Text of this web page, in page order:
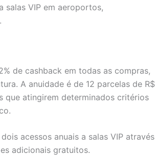
salas VIP em aeroportos,
de cashback em todas as compras,
A anuidade é de 12 parcelas de R$
que atingirem determinados critérios
acessos anuais a salas VIP através
adicionais gratuitos.